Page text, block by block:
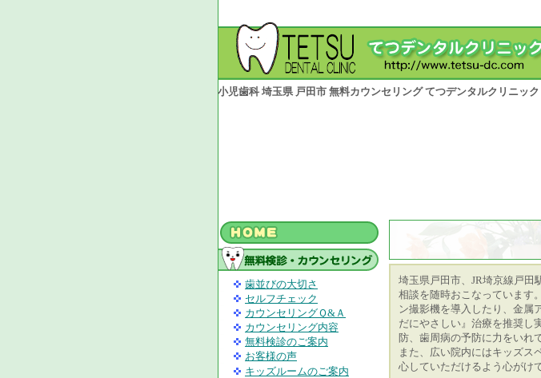
小児歯科 埼玉県 戸田市 無料カウンセリング てつデンタルクリニック
歯並びの大切さ
セルフチェック
カウンセリングＱ&Ａ
カウンセリング内容
無料検診のご案内
お客様の声
キッズルームのご案内
埼玉県戸田市、JR埼京線戸田
相談を随時おこなっています
ン撮影機を導入したり、金属
だにやさしい』治療を推奨し
防、歯周病の予防に力をいれ
また、広い院内にはキッズス
心していただけるよう心がけ